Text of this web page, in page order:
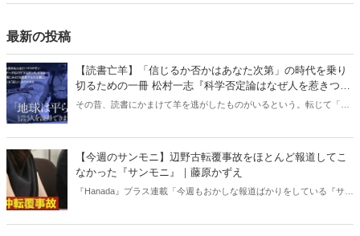
最新の投稿
【読書亡羊】「信じるか否かはあなた次第」の時代を乗り
切るための一冊 松村一志『科学否定論はなぜ人を惹きつけ
るのか』（ちくま新書）｜梶原麻衣子
その昔、読書にかまけて羊を逃がしたものがいるという。転じて「読
ある。元月刊『Hanada』編集部員のライター・梶原がお送りする時事
書評！
【今週のサンモニ】辺野古転覆事故をほとんど報道してこ
なかった『サンモニ』｜藤原かずえ
『Hanada』プラス連載「今週もおかしな報道ばかりをしている『サン